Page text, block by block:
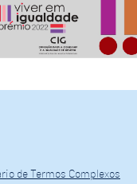
de Termos Complexos